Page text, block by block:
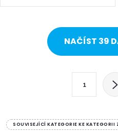
72 cm. Hloubka: 14 cm.
více barevných variant.
d
NAČÍST 39
á
1
SOUVISEJÍCÍ KATEGORIE KE KATEGORII